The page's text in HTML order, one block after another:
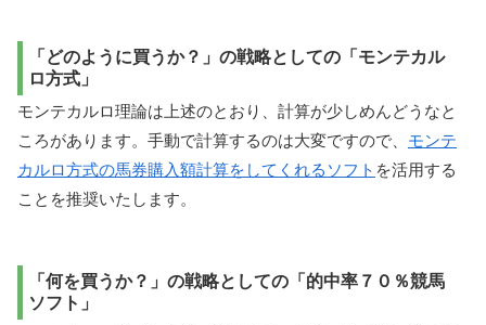
「どのように買うか？」の戦略としての「モンテカル
ロ方式」
モンテカルロ理論は上述のとおり、計算が少しめんどうなと
ころがあります。手動で計算するのは大変ですので、 モンテ
カルロ方式の馬券購入額計算をしてくれるソフト を活用する
ことを推奨いたします。
「何を買うか？」の戦略としての「的中率７０％競馬
ソフト」